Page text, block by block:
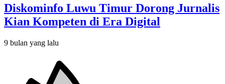
Diskominfo Luwu Timur Dorong Jurnalis
Kian Kompeten di Era Digital
9 bulan yang lalu